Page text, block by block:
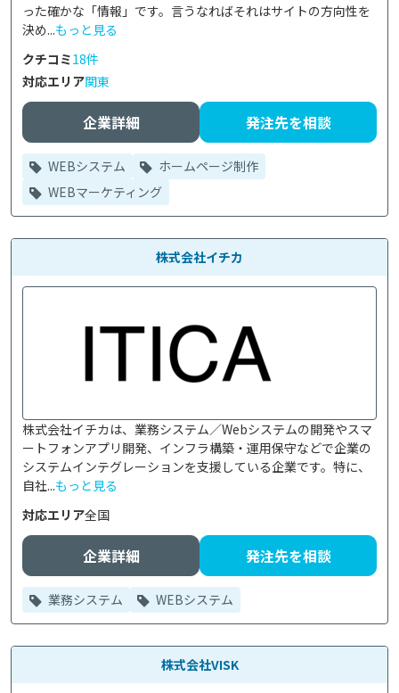
った確かな「情報」です。言うなればそれはサイトの方向性を
決め...もっと見る
クチコミ18件
対応エリア関東
企業詳細 発注先を相談
WEBシステム
ホームページ制作
WEBマーケティング
株式会社イチカ
株式会社イチカは、業務システム／Webシステムの開発やスマ
ートフォンアプリ開発、インフラ構築・運用保守などで企業の
システムインテグレーションを支援している企業です。特に、
自社...もっと見る
対応エリア全国
企業詳細 発注先を相談
業務システム WEBシステム
株式会社VISK